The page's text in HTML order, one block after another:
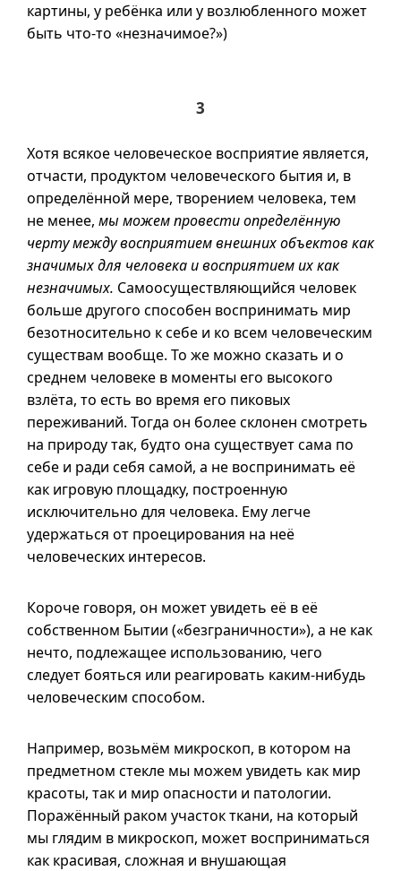
картины, у ребёнка или у возлюбленного может
быть что-то «незначимое?»)
3
Хотя всякое человеческое восприятие является,
отчасти, продуктом человеческого бытия и, в
определённой мере, творением человека, тем
не менее, мы можем провести определённую
черту между восприятием внешних объектов как
значимых для человека и восприятием их как
незначимых. Самоосуществляющийся человек
больше другого способен воспринимать мир
безотносительно к себе и ко всем человеческим
существам вообще. То же можно сказать и о
среднем человеке в моменты его высокого
взлёта, то есть во время его пиковых
переживаний. Тогда он более склонен смотреть
на природу так, будто она существует сама по
себе и ради себя самой, а не воспринимать её
как игровую площадку, построенную
исключительно для человека. Ему легче
удержаться от проецирования на неё
человеческих интересов.
Короче говоря, он может увидеть её в её
собственном Бытии («безграничности»), а не как
нечто, подлежащее использованию, чего
следует бояться или реагировать каким-нибудь
человеческим способом.
Например, возьмём микроскоп, в котором на
предметном стекле мы можем увидеть как мир
красоты, так и мир опасности и патологии.
Поражённый раком участок ткани, на который
мы глядим в микроскоп, может восприниматься
как красивая, сложная и внушающая